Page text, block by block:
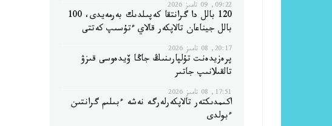
09:22, 09 تامىز 2026
120 بالل دا گرانتقا كەپىلدىك بەرمەيدى، 100
بالل جيناعان تالاپكەر قالاي ءتۇسىپ كەتتى
20:17, 08 تامىز 2026
پرەزيدەنت تۇلپارىنىڭ جاڭا ۆيدەوسى قىزۋ
تالقىلانىپ جاتىر
17:51, 08 تامىز 2026
اكىمدىكتەر تالاپكەرلەرگە نەشە ءبىلىم گرانتىن
ءبولدى